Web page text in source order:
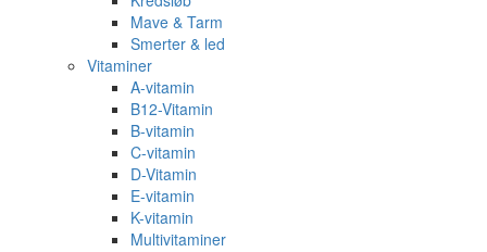
Mave & Tarm
Smerter & led
Vitaminer
A-vitamin
B12-Vitamin
B-vitamin
C-vitamin
D-Vitamin
E-vitamin
K-vitamin
Multivitaminer